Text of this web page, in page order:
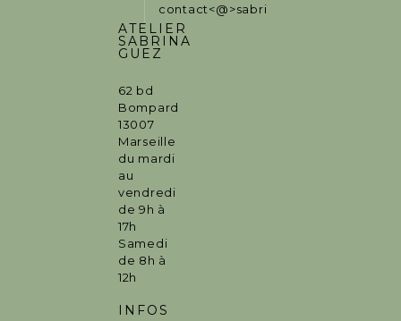
contact<@>sabrinaguez.fr
ATELIER
SABRINA
GUEZ
62 bd
Bompard
13007
Marseille
du mardi
au
vendredi
de 9h à
17h
Samedi
de 8h à
12h
INFOS